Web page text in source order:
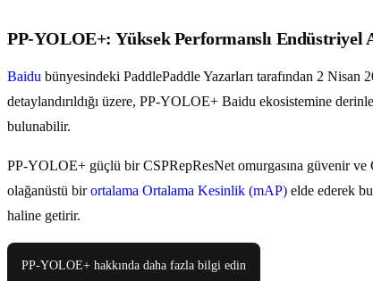
PP-YOLOE+: Yüksek Performanslı Endüstriyel
Baidu bünyesindeki PaddlePaddle Yazarları tarafından 2
detaylandırıldığı üzere, PP-YOLOE+ Baidu ekosistemine
bulunabilir.
PP-YOLOE+ güçlü bir CSPRepResNet omurgasına güvenir
olağanüstü birortalama Ortalama Kesinlik (mAP) elde ederek
haline getirir.
PP-YOLOE+ hakkında daha fazla bilgi edin